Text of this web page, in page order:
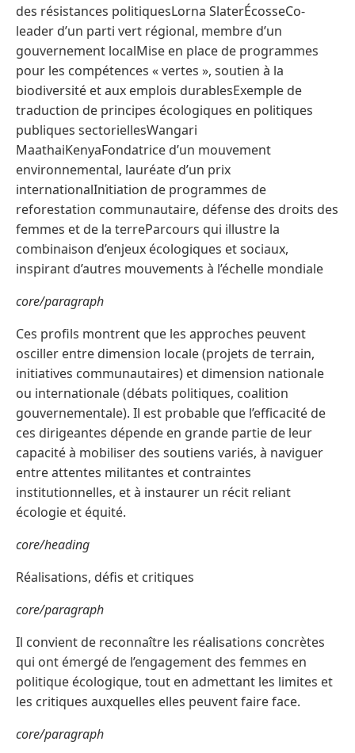
des résistances politiquesLorna SlaterÉcosseCo-
leader d’un parti vert régional, membre d’un
gouvernement localMise en place de programmes
pour les compétences « vertes », soutien à la
biodiversité et aux emplois durablesExemple de
traduction de principes écologiques en politiques
publiques sectoriellesWangari
MaathaiKenyaFondatrice d’un mouvement
environnemental, lauréate d’un prix
internationalInitiation de programmes de
reforestation communautaire, défense des droits des
femmes et de la terreParcours qui illustre la
combinaison d’enjeux écologiques et sociaux,
inspirant d’autres mouvements à l’échelle mondiale
core/paragraph
Ces profils montrent que les approches peuvent
osciller entre dimension locale (projets de terrain,
initiatives communautaires) et dimension nationale
ou internationale (débats politiques, coalition
gouvernementale). Il est probable que l’efficacité de
ces dirigeantes dépende en grande partie de leur
capacité à mobiliser des soutiens variés, à naviguer
entre attentes militantes et contraintes
institutionnelles, et à instaurer un récit reliant
écologie et équité.
core/heading
Réalisations, défis et critiques
core/paragraph
Il convient de reconnaître les réalisations concrètes
qui ont émergé de l’engagement des femmes en
politique écologique, tout en admettant les limites et
les critiques auxquelles elles peuvent faire face.
core/paragraph